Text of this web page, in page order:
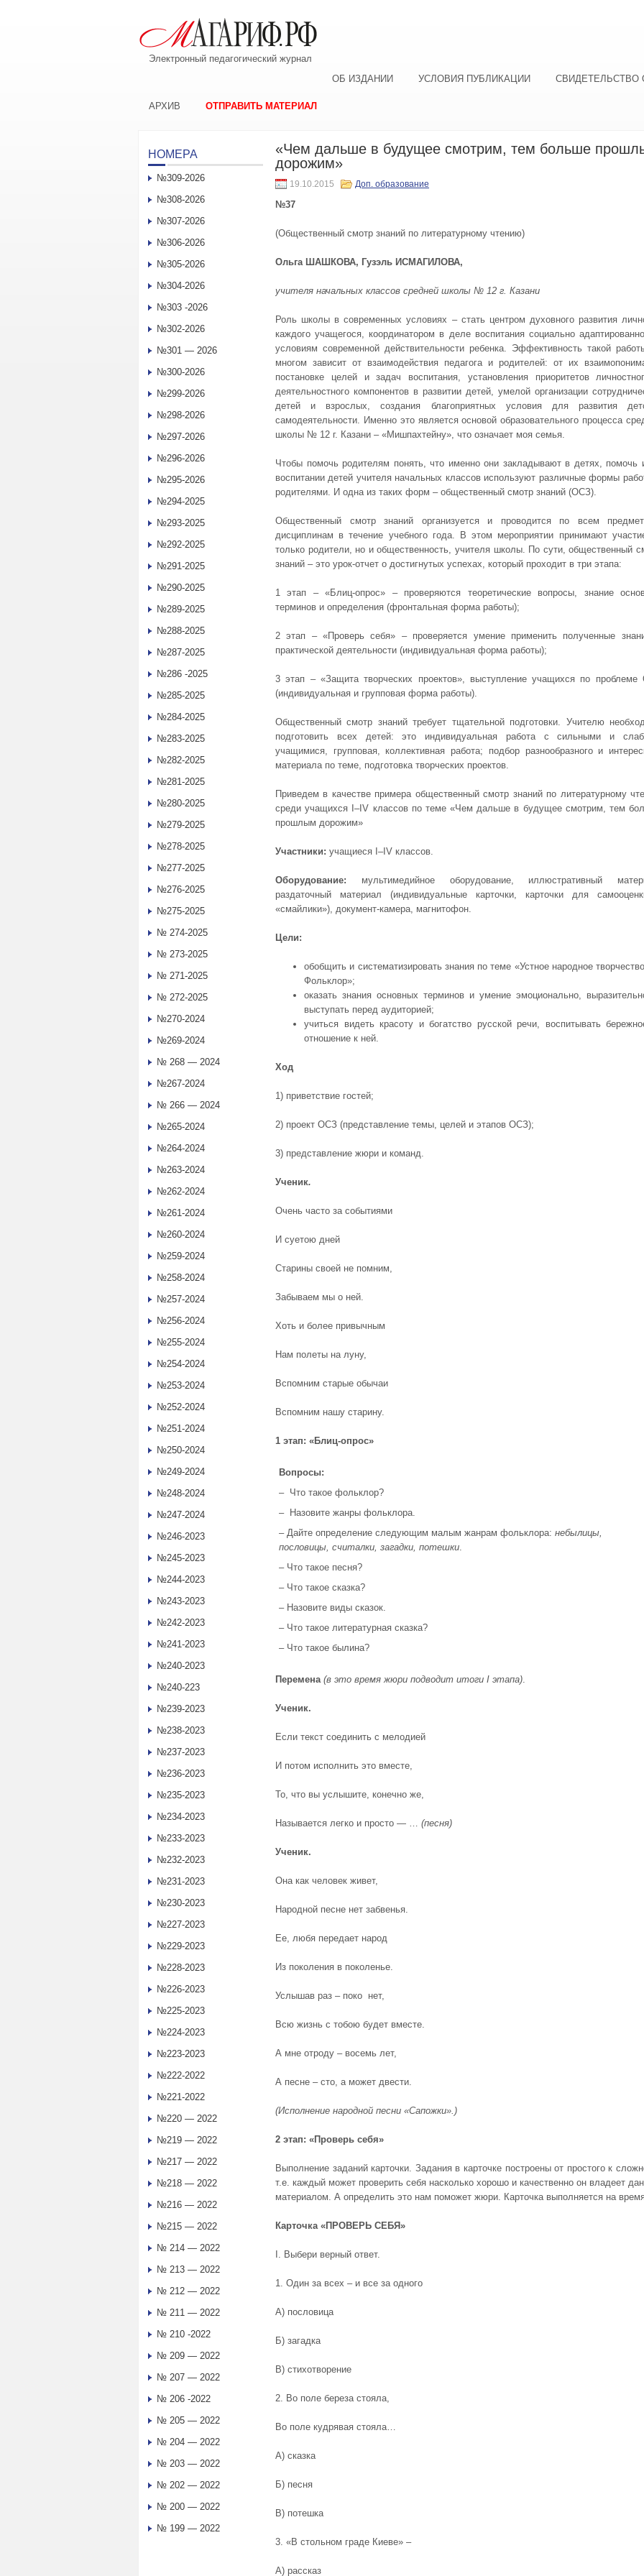
Электронный педагогический журнал
ОБ ИЗДАНИИ
УСЛОВИЯ ПУБЛИКАЦИИ СВИДЕТЕЛЬСТВО
АРХИВ ОТПРАВИТЬ МАТЕРИАЛ
«Чем дальше в будущее смотрим, тем больше
дорожим»
19.10.2015 Доп. образование
№37
(Общественный смотр знаний по литературному чтению)
Ольга ШАШКОВА, Гузэль ИСМАГИЛОВА,
учителя начальных классов средней школы № 12 г. Казани
Роль школы в современных условиях – стать центром духовного развития
каждого учащегося, координатором в деле воспитания социально
условиям современной действительности ребенка. Эффективность такой
многом зависит от взаимодействия педагога и родителей: от их
постановке целей и задач воспитания, установления приоритетов
деятельностного компонентов в развитии детей, умелой организации
детей и взрослых, создания благоприятных условия для развития
самодеятельности. Именно это является основой образовательного процесса
школы № 12 г. Казани – «Мишпахтейну», что означает моя семья.
Чтобы помочь родителям понять, что именно они закладывают в детях, помочь
воспитании детей учителя начальных классов используют различные формы
родителями. И одна из таких форм – общественный смотр знаний (ОСЗ).
Общественный смотр знаний организуется и проводится по всем
дисциплинам в течение учебного года. В этом мероприятии принимают
только родители, но и общественность, учителя школы. По сути, общественный
знаний – это урок-отчет о достигнутых успехах, который проходит в три этапа:
1 этап – «Блиц-опрос» – проверяются теоретические вопросы, знание
терминов и определения (фронтальная форма работы);
2 этап – «Проверь себя» – проверяется умение применить полученные
практической деятельности (индивидуальная форма работы);
3 этап – «Защита творческих проектов», выступление учащихся по
(индивидуальная и групповая форма работы).
Общественный смотр знаний требует тщательной подготовки. Учителю
подготовить всех детей: это индивидуальная работа с сильными и
учащимися, групповая, коллективная работа; подбор разнообразного и
материала по теме, подготовка творческих проектов.
Приведем в качестве примера общественный смотр знаний по литературному
среди учащихся I–IV классов по теме «Чем дальше в будущее смотрим, тем
прошлым дорожим»
Участники: учащиеся I–IV классов.
Оборудование: мультимедийное оборудование, иллюстративный
раздаточный материал (индивидуальные карточки, карточки для
«смайлики»), документ-камера, магнитофон.
Цели:
обобщить и систематизировать знания по теме «Устное народное
Фольклор»;
оказать знания основных терминов и умение эмоционально,
выступать перед аудиторией;
учиться видеть красоту и богатство русской речи, воспитывать
отношение к ней.
Ход
1) приветствие гостей;
2) проект ОСЗ (представление темы, целей и этапов ОСЗ);
3) представление жюри и команд.
Ученик.
Очень часто за событиями
И суетою дней
Старины своей не помним,
Забываем мы о ней.
Хоть и более привычным
Нам полеты на луну,
Вспомним старые обычаи
Вспомним нашу старину.
1 этап: «Блиц-опрос»
Вопросы:
– Что такое фольклор?
– Назовите жанры фольклора.
– Дайте определение следующим малым жанрам фольклора: небылицы,
пословицы, считалки, загадки, потешки.
– Что такое песня?
– Что такое сказка?
– Назовите виды сказок.
– Что такое литературная сказка?
– Что такое былина?
Перемена (в это время жюри подводит итоги I этапа).
Ученик.
Если текст соединить с мелодией
И потом исполнить это вместе,
То, что вы услышите, конечно же,
Называется легко и просто — … (песня)
Ученик.
Она как человек живет,
Народной песне нет забвенья.
Ее, любя передает народ
Из поколения в поколенье.
Услышав раз – поко нет,
Всю жизнь с тобою будет вместе.
А мне отроду – восемь лет,
А песне – сто, а может двести.
(Исполнение народной песни «Сапожки».)
2 этап: «Проверь себя»
Выполнение заданий карточки. Задания в карточке построены от простого к
т.е. каждый может проверить себя насколько хорошо и качественно он владеет
материалом. А определить это нам поможет жюри. Карточка выполняется на
Карточка «ПРОВЕРЬ СЕБЯ»
I. Выбери верный ответ.
1. Один за всех – и все за одного
А) пословица
Б) загадка
В) стихотворение
2. Во поле береза стояла,
Во поле кудрявая стояла…
А) сказка
Б) песня
В) потешка
3. «В стольном граде Киеве» –
А) рассказ
НОМЕРА
№309-2026
№308-2026
№307-2026
№306-2026
№305-2026
№304-2026
№303 -2026
№302-2026
№301 — 2026
№300-2026
№299-2026
№298-2026
№297-2026
№296-2026
№295-2026
№294-2025
№293-2025
№292-2025
№291-2025
№290-2025
№289-2025
№288-2025
№287-2025
№286 -2025
№285-2025
№284-2025
№283-2025
№282-2025
№281-2025
№280-2025
№279-2025
№278-2025
№277-2025
№276-2025
№275-2025
№ 274-2025
№ 273-2025
№ 271-2025
№ 272-2025
№270-2024
№269-2024
№ 268 — 2024
№267-2024
№ 266 — 2024
№265-2024
№264-2024
№263-2024
№262-2024
№261-2024
№260-2024
№259-2024
№258-2024
№257-2024
№256-2024
№255-2024
№254-2024
№253-2024
№252-2024
№251-2024
№250-2024
№249-2024
№248-2024
№247-2024
№246-2023
№245-2023
№244-2023
№243-2023
№242-2023
№241-2023
№240-2023
№240-223
№239-2023
№238-2023
№237-2023
№236-2023
№235-2023
№234-2023
№233-2023
№232-2023
№231-2023
№230-2023
№227-2023
№229-2023
№228-2023
№226-2023
№225-2023
№224-2023
№223-2023
№222-2022
№221-2022
№220 — 2022
№219 — 2022
№217 — 2022
№218 — 2022
№216 — 2022
№215 — 2022
№ 214 — 2022
№ 213 — 2022
№ 212 — 2022
№ 211 — 2022
№ 210 -2022
№ 209 — 2022
№ 207 — 2022
№ 206 -2022
№ 205 — 2022
№ 204 — 2022
№ 203 — 2022
№ 202 — 2022
№ 200 — 2022
№ 199 — 2022